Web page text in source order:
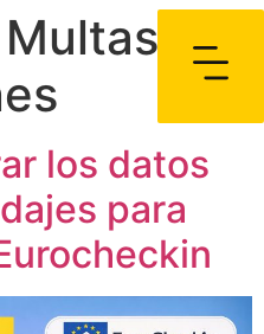
Multas e
los datos
para